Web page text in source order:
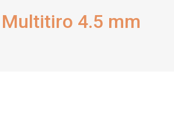
4.5 mm